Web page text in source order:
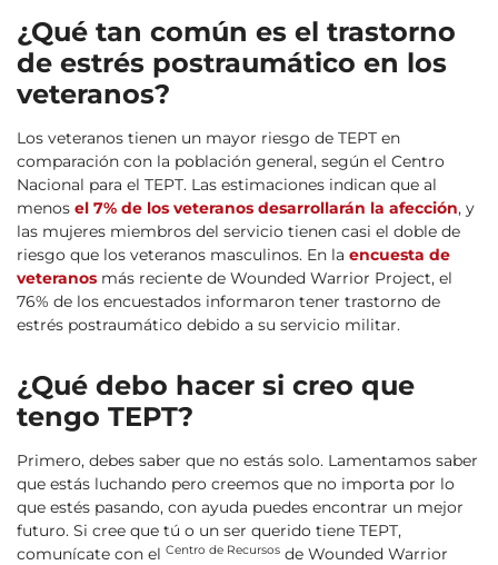
¿Qué tan común es el trastorno
de estrés postraumático en los
veteranos?
Los veteranos tienen un mayor riesgo de TEPT en
comparación con la población general, según el Centro
Nacional para el TEPT. Las estimaciones indican que al
menos el 7% de los veteranos desarrollarán la afección, y
las mujeres miembros del servicio tienen casi el doble de
riesgo que los veteranos masculinos. En la encuesta de
veteranos más reciente de Wounded Warrior Project, el
76% de los encuestados informaron tener trastorno de
estrés postraumático debido a su servicio militar.
¿Qué debo hacer si creo que
tengo TEPT?
Primero, debes saber que no estás solo. Lamentamos saber
que estás luchando pero creemos que no importa por lo
que estés pasando, con ayuda puedes encontrar un mejor
futuro. Si cree que tú o un ser querido tiene TEPT,
comunícate con el Centro de Recursos de Wounded Warrior